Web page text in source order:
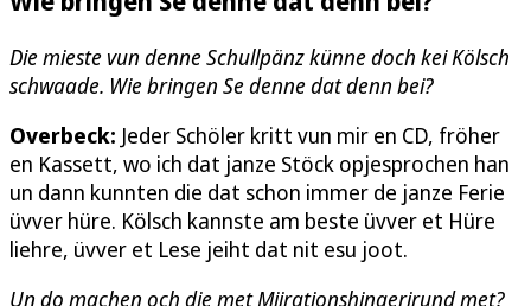
Die mieste vun denne Schullpänz künne doch kei Kölsch
schwaade. Wie bringen Se denne dat denn bei?
Overbeck: Jeder Schöler kritt vun mir en CD, fröher
en Kassett, wo ich dat janze Stöck opjesprochen han
un dann kunnten die dat schon immer de janze Ferie
üvver hüre. Kölsch kannste am beste üvver et Hüre
liehre, üvver et Lese jeiht dat nit esu joot.
Un do machen och die met Mijrationshingerjrund met?